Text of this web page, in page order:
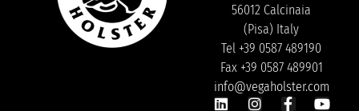
56012 Calcinaia
(Pisa) Italy
Tel +39 0587 489190
Fax +39 0587 489901
info@vegaholster.com